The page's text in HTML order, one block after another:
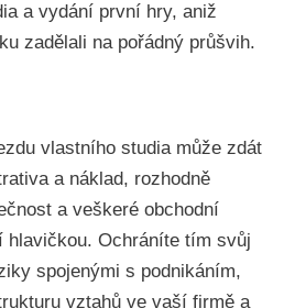
a vydání první hry, aniž
zadělali na pořádný průšvih.
vlastního studia může zdát
a náklad, rozhodně
a veškeré obchodní
hlavičkou. Ochráníte tím svůj
spojenými s podnikáním,
vztahů ve vaší firmě a